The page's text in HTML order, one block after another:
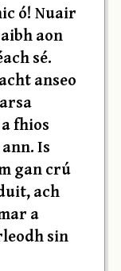
ó! Nuair
aon
sé.
anseo
fhios
Is
gan crú
ach
a
sin